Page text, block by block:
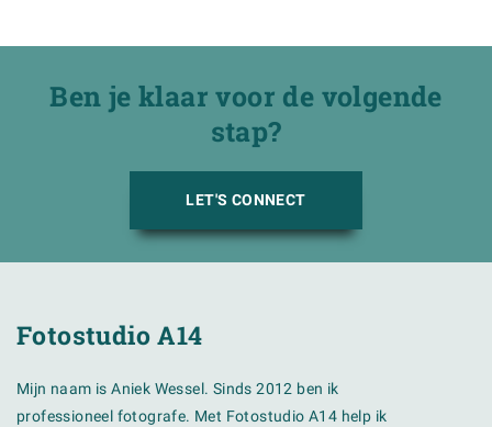
Ben je klaar voor de volgende
stap?
LET'S CONNECT
Fotostudio A14
Mijn naam is Aniek Wessel. Sinds 2012 ben ik
professioneel fotografe. Met Fotostudio A14 help ik